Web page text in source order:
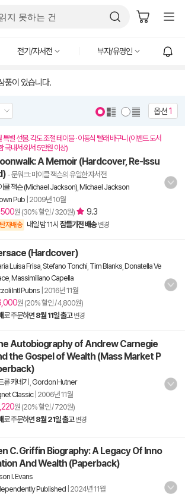
전기/자서전 부자/유명인
품이 있습니다.
옵션1
특별 선물. 각도 조절 테이블 · 이동식 빨래 바구니 (이벤트 도서
국내서·외서 5만원 이상)
A Memoir (Hardcover, Re-Issu
- 문워크: 마이클 잭슨의 유일한 자서전
클 잭슨 (Michael Jackson) Michael Jackson
Pub 2009년 10월
원 (30% 할인 / 320원) 9.3
자배송 내일 밤 11시 잠들기전 배송 변경
(Hardcover)
Luisa Frisa Stefano Tonchi Tim Blanks Donatella Ve
Massimiliano Capella
Intl Pubns 2016년 11월
원 (20% 할인 / 4,800원)
로 주문하면 8월 11일 출고 변경
Autobiography of Andrew Carnegie
the Gospel of Wealth (Mass Market P
류 카네기 Gordon Hutner
Classic 2006년 11월
원 (20% 할인 / 720원)
로 주문하면 8월 21일 출고 변경
C. Griffin Biography: A Legacy Of Inno
And Wealth (Paperback)
I. Evans
Published 2024년 11월